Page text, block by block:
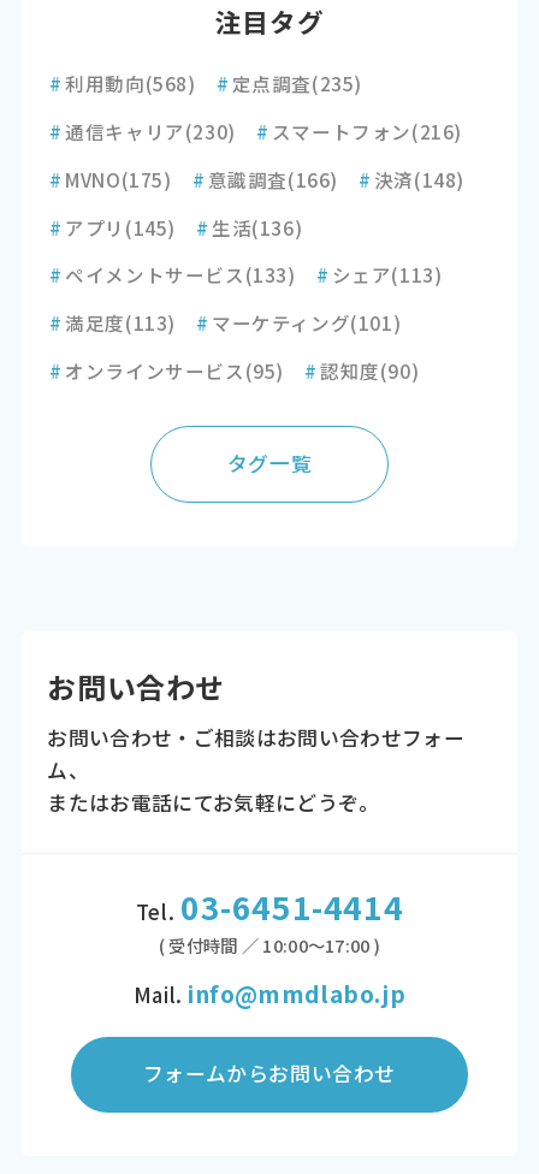
注目タグ
#利用動向(568) # 定点調査(235)
#通信キャリア(230) # スマートフォン(216)
# MVNO(175) # 意識調査(166) # 決済(148)
# アプリ (145) # 生活(136)
# ペイメントサービス(133) # シェア(113)
#満足度(113) # マーケティング(101)
# オンラインサービス(95) #認知度(90)
タグ一覧
お問い合わせ
お問い合わせ・ご相談はお問い合わせフォー
ム、
またはお電話にてお気軽にどうぞ。
Tel. 03-6451-4414
( 受付時間 ／ 10:00～17:00 )
Mail. info@mmdlabo.jp
フォームからお問い合わせ